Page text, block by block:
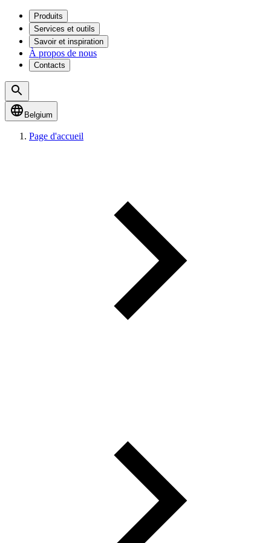
Produits
Services et outils
Savoir et inspiration
À propos de nous
Contacts
Belgium
Page d'accueil